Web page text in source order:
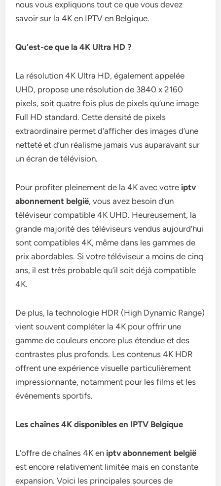
nous vous expliquons tout ce que vous devez
savoir sur la 4K en IPTV en Belgique.
Qu’est-ce que la 4K Ultra HD ?
La résolution 4K Ultra HD, également appelée
UHD, propose une résolution de 3840 x 2160
pixels, soit quatre fois plus de pixels qu’une image
Full HD standard. Cette densité de pixels
extraordinaire permet d’afficher des images d’une
netteté et d’un réalisme jamais vus auparavant sur
un écran de télévision.
Pour profiter pleinement de la 4K avec votre iptv
abonnement belgië, vous avez besoin d’un
téléviseur compatible 4K UHD. Heureusement, la
grande majorité des téléviseurs vendus aujourd’hui
sont compatibles 4K, même dans les gammes de
prix abordables. Si votre téléviseur a moins de cinq
ans, il est très probable qu’il soit déjà compatible
4K.
De plus, la technologie HDR (High Dynamic Range)
vient souvent compléter la 4K pour offrir une
gamme de couleurs encore plus étendue et des
contrastes plus profonds. Les contenus 4K HDR
offrent une expérience visuelle particulièrement
impressionnante, notamment pour les films et les
événements sportifs.
Les chaînes 4K disponibles en IPTV Belgique
L’offre de chaînes 4K en iptv abonnement belgië
est encore relativement limitée mais en constante
expansion. Voici les principales sources de